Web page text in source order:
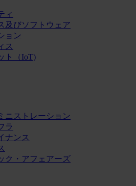
ィ
及びソフトウェア
ョン
ス
ト（IoT)
ニストレーション
ラ
ナンス
ク・アフェアーズ